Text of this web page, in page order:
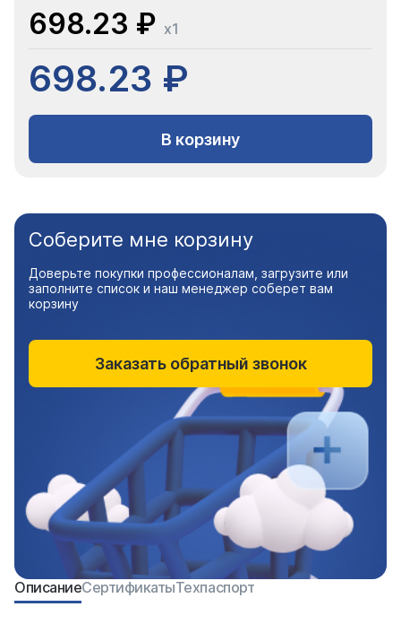
698.23 ₽ x1
698.23 ₽
В корзину
ОписаниеСертификатыТехпаспорт
Соберите мне корзину
Доверьте покупки профессионалам, загрузите или
заполните список и наш менеджер соберет вам
корзину
Заказать обратный звонок